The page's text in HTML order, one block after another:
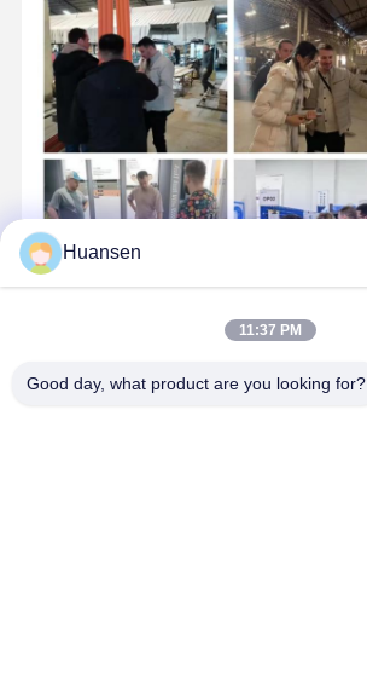
Huansen
11:37 PM
Good day, what product are you looking for?